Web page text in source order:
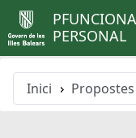
PERSONAL
Inici